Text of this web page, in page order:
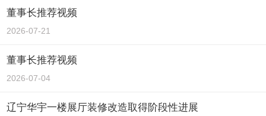
董事长推荐视频
2026-07-21
董事长推荐视频
2026-07-04
辽宁华宇一楼展厅装修改造取得阶段性进展